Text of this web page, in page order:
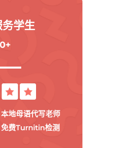
学生
本地母语代写老师
免费Turnitin检测